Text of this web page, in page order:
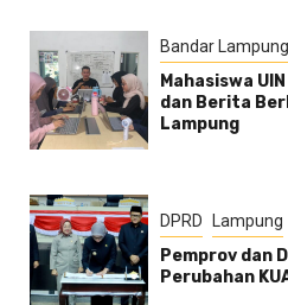
Bandar Lampung
Mahasiswa
dan Berita
Lampung
DPRD Lampung
Pemprov dan
Perubahan